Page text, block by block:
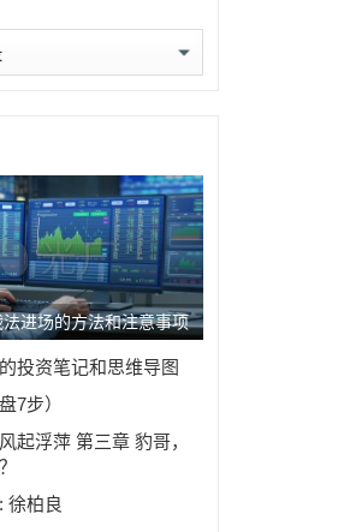
进场的方法和注意事项
投资笔记和思维导图
7步）
起浮萍 第三章 豹哥，
徐柏良